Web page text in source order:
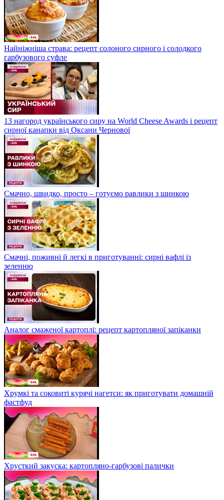
Найніжніша страва: рецепт солоного сирного і солодкого
гарбузового суфле
13 нагород українського сиру на World Cheese Awards і рецепт
сирної канапки від Оксани Чернової
Смачно, швидко, просто – готуємо равлики з шинкою
Смачні, поживні й легкі в приготуванні: сирні вафлі із
зеленню
Аналог смаженої картоплі: рецепт картопляної запіканки
Хрумкі та соковиті курячі нагетси: як приготувати домашній
фастфуд
Хрусткий закуска: картопляно-гарбузові палички